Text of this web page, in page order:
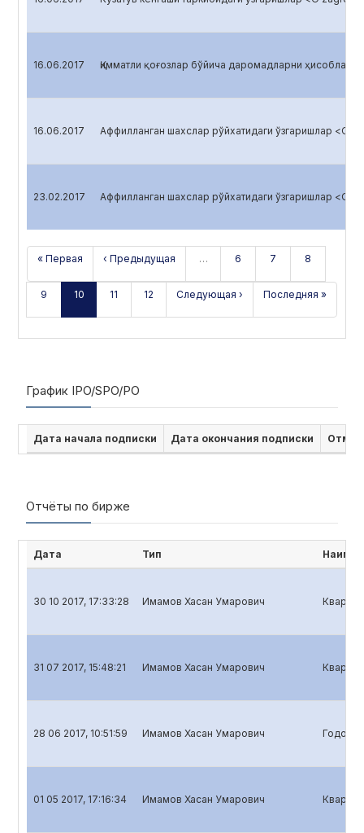
16.06.2017 Қимматли қоғозлар бўйича даромадларни ҳисоблаш
16.06.2017 Аффилланган шахслар рўйхатидаги ўзгаришлар
23.02.2017 Аффилланган шахслар рўйхатидаги ўзгаришлар
« Первая ‹ Предыдущая … 6 7 8
9 10 11 12 Следующая › Последняя »
График IPO/SPO/PO
Дата начала подписки Дата окончания подписки
Отчёты по бирже
Дата Тип
30 10 2017, 17:33:28 Имамов Хасан Умарович
31 07 2017, 15:48:21 Имамов Хасан Умарович
28 06 2017, 10:51:59 Имамов Хасан Умарович
01 05 2017, 17:16:34 Имамов Хасан Умарович